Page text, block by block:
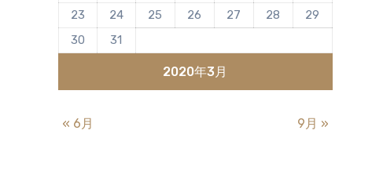
2020年3月
23
24 25 26 27 28
29
30
31
« 6月 9月 »